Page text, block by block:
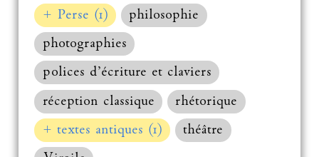
+ Perse (1)
philosophie
photographies
polices d’écriture et claviers
réception classique
rhétorique
+ textes antiques (1)
théâtre